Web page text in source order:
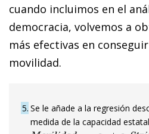
cuando incluimos en el
democracia, volvemos a
más efectivas en
movilidad.
5 Se le añade a la regresión
medida de la capacidad
Movilida di ,t=α0+α1 String